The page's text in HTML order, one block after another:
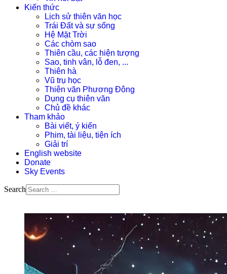
Kiến thức
Lịch sử thiên văn học
Trái Đất và sự sống
Hệ Mặt Trời
Các chòm sao
Thiên cầu, các hiện tượng
Sao, tinh vân, lỗ đen, ...
Thiên hà
Vũ trụ học
Thiên văn Phương Đông
Dụng cụ thiên văn
Chủ đề khác
Tham khảo
Bài viết, ý kiến
Phim, tài liệu, tiện ích
Giải trí
English website
Donate
Sky Events
Search